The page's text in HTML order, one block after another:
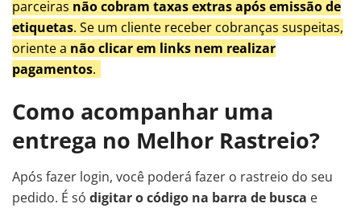
parceiras não cobram taxas extras após emissão de
etiquetas. Se um cliente receber cobranças suspeitas,
oriente a não clicar em links nem realizar
pagamentos.
Como acompanhar uma
entrega no Melhor Rastreio?
Após fazer login, você poderá fazer o rastreio do seu
pedido. É só digitar o código na barra de busca e